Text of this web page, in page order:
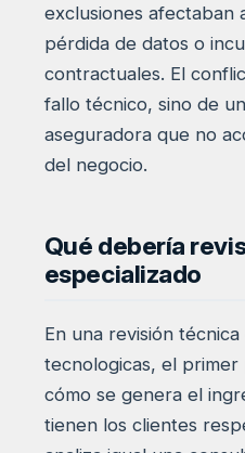
exclusiones afectaban
pérdida de datos o
contractuales. El
fallo técnico, sino de
aseguradora que no
del negocio.
Qué debería
especializado
En una revisión
tecnologicas, el
cómo se genera el
tienen los clientes